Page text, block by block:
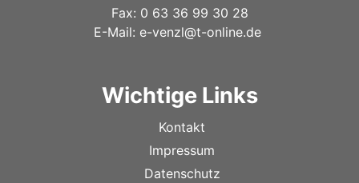
Fax: 0 63 36 99 30 28
E-Mail: e-venzl@t-online.de
Wichtige Links
Kontakt
Impressum
Datenschutz